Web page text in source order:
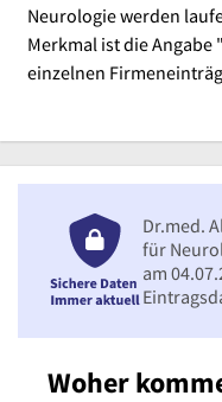
Neurologie werden
Merkmal ist die
einzelnen
Woher
Dr.med.
für
am